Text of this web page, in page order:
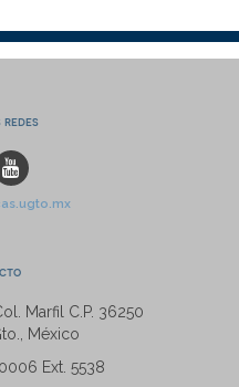
redes
Marfil C.P. 36250
México
Ext. 5538